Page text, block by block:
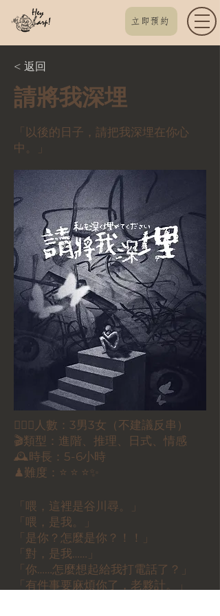
立即預約
< 返回
請將我深埋
「以後的日子，請把我深埋在你心
中。」
🕵🏻‍♀️人數：3男3女（不建議反串）
🎬類型：進階、推理、日式、情感
🕰時長：5-6小時
♟難度：⭐ ⭐ ⭐✨
「喂，這裡是谷川尋。」
「喂，是我。」
「是你？怎麼是你？！！」
「對，是我……」
「你……怎麼想起給我打電話了？」
「有件事要麻煩你了，老夥計。」